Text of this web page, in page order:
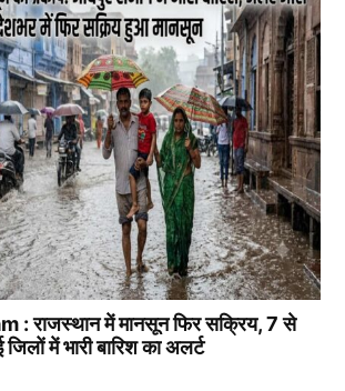
: राजस्थान में मानसून फिर सक्रिय, 7 से
में भारी बारिश का अलर्ट